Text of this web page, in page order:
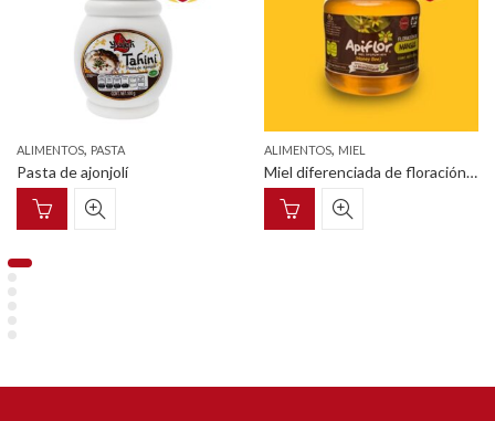
ALIMENTOS, PASTA
Pasta de ajonjolí
ALIMENTOS, MIEL
Miel diferenciada de floración de mangle pet cilíndrico con tapa enroscable 375 g